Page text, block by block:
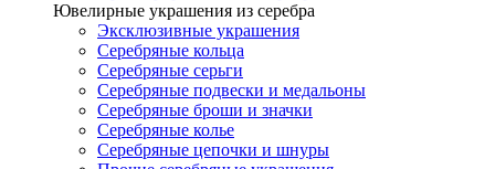
Ювелирные украшения из серебра
Эксклюзивные украшения
Серебряные кольца
Серебряные серьги
Серебряные подвески и медальоны
Серебряные броши и значки
Серебряные колье
Серебряные цепочки и шнуры